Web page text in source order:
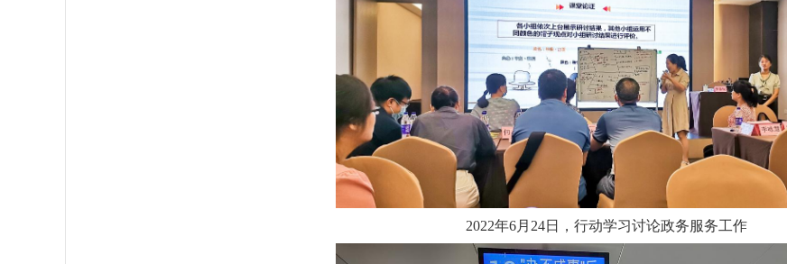
2022年6月24日，行动学习讨论政务服务工作